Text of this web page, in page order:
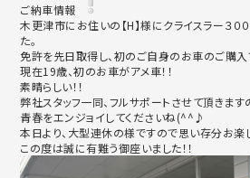
ご納車情報
木更津市にお住いの【H】様にクライスラー３０
た。
免許を先日取得し、初のご自身のお車のご購入
現在19歳、初のお車がアメ車！！
素晴らしい！！
弊社スタッフ一同、フルサポートさせて頂きま
青春をエンジョイしてくださいね(^^♪
本日より、大型連休の様ですので思い存分お楽
この度は誠に有難う御座いました！！